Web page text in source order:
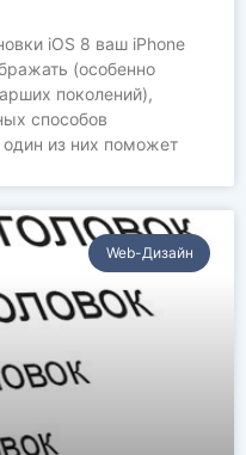
iOS 8 ваш iPhone
(особенно
поколений),
способов
из них поможет
Web-Дизайн